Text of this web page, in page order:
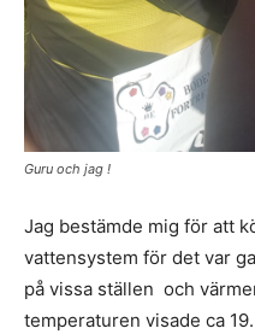
Guru och jag !
Jag bestämde mig för att
vattensystem för det var
på vissa ställen och
temperaturen visade ca 19.